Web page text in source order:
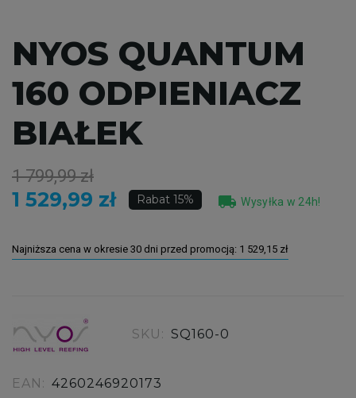
NYOS QUANTUM
160 ODPIENIACZ
BIAŁEK
1 799,99 zł
1 529,99 zł Rabat 15% local_shipping Wysyłka w 24h!
Najniższa cena w okresie 30 dni przed promocją: 1 529,15 zł
SKU: SQ160-0
EAN: 4260246920173